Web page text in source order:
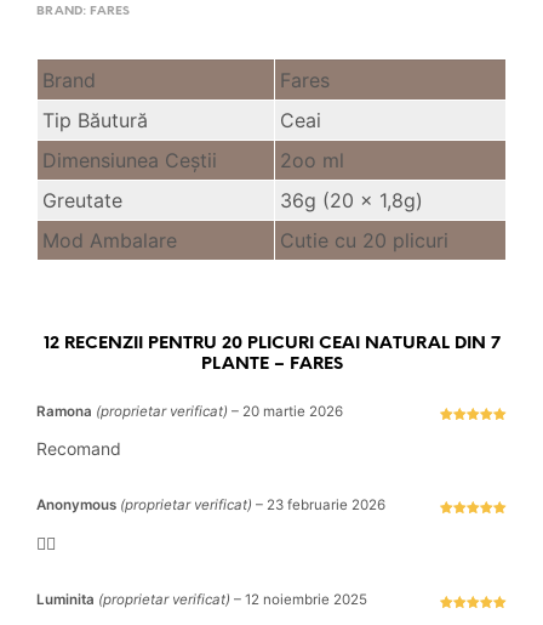
BRAND: FARES
Brand
Fares
Tip Băutură
Ceai
Dimensiunea Ceştii
2oo ml
Greutate
36g (20 x 1,8g)
Mod Ambalare
Cutie cu 20 plicuri
12 RECENZII PENTRU 20 PLICURI CEAI NATURAL DIN 7
PLANTE – FARES
Ramona (proprietar verificat) – 20 martie 2026
Recomand
Anonymous (proprietar verificat) – 23 februarie 2026
👍🏻
Luminita (proprietar verificat) – 12 noiembrie 2025